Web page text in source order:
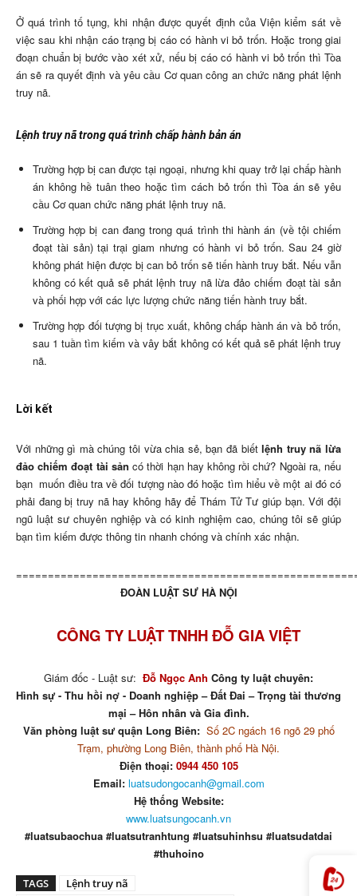
Ở quá trình tố tụng, khi nhận được quyết định của Viện kiểm sát về
việc sau khi nhận cáo trạng bị cáo có hành vi bỏ trốn. Hoặc trong giai
đoạn chuẩn bị bước vào xét xử, nếu bị cáo có hành vi bỏ trốn thì Tòa
án sẽ ra quyết định và yêu cầu Cơ quan công an chức năng phát lệnh
truy nã.
Lệnh truy nã trong quá trình chấp hành bản án
Trường hợp bị can được tại ngoại, nhưng khi quay trở lại chấp hành
án không hề tuân theo hoặc tìm cách bỏ trốn thì Tòa án sẽ yêu
cầu Cơ quan chức năng phát lệnh truy nã.
Trường hợp bị can đang trong quá trình thi hành án (về tội chiếm
đoạt tài sản) tại trại giam nhưng có hành vi bỏ trốn. Sau 24 giờ
không phát hiện được bị can bỏ trốn sẽ tiến hành truy bắt. Nếu vẫn
không có kết quả sẽ phát lệnh truy nã lừa đảo chiếm đoạt tài sản
và phối hợp với các lực lượng chức năng tiến hành truy bắt.
Trường hợp đối tượng bị trục xuất, không chấp hành án và bỏ trốn,
sau 1 tuần tìm kiếm và vây bắt không có kết quả sẽ phát lệnh truy
nã.
Lời kết
Với những gì mà chúng tôi vừa chia sẻ, bạn đã biếtlệnh truy nã lừa
đảo chiếm đoạt tài sản có thời hạn hay không rồi chứ? Ngoài ra, nếu
bạn muốn điều tra về đối tượng nào đó hoặc tìm hiểu về một ai đó có
phải đang bị truy nã hay không hãy để Thám Tử Tư giúp bạn. Với đội
ngũ luật sư chuyên nghiệp và có kinh nghiệm cao, chúng tôi sẽ giúp
bạn tìm kiếm được thông tin nhanh chóng và chính xác nhận.
ĐOÀN LUẬT SƯ HÀ NỘI
CÔNG TY LUẬT TNHH ĐỖ GIA VIỆT
Giám đốc - Luật sư: Đỗ Ngọc Anh Công ty luật chuyên:
Hình sự - Thu hồi nợ - Doanh nghiệp – Đất Đai – Trọng tài thương
mại – Hôn nhân và Gia đình.
Văn phòng luật sư quận Long Biên: Số 2C ngách 16 ngõ 29 phố
Trạm, phường Long Biên, thành phố Hà Nội.
Điện thoại: 0944 450 105
Email: luatsudongocanh@gmail.com
Hệ thống Website:
www.luatsungocanh.vn
#luatsubaochua #luatsutranhtung #luatsuhinhsu #luatsudatdai
#thuhoino
TAGS
Lệnh truy nã